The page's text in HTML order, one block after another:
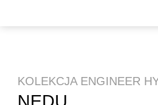
KOLEKCJA ENGINEER